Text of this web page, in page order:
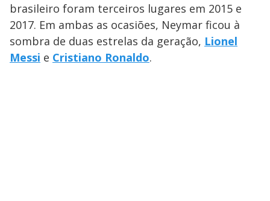
brasileiro foram terceiros lugares em 2015 e
2017. Em ambas as ocasiões, Neymar ficou à
sombra de duas estrelas da geração, Lionel
Messi e Cristiano Ronaldo.